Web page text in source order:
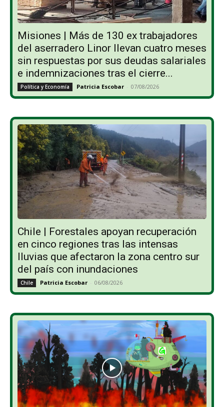
Misiones | Más de 130 ex trabajadores
del aserradero Linor llevan cuatro meses
sin respuestas por sus deudas salariales
e indemnizaciones tras el cierre...
Política y Economía Patricia Escobar - 07/08/2026
Chile | Forestales apoyan recuperación
en cinco regiones tras las intensas
lluvias que afectaron la zona centro sur
del país con inundaciones
Chile Patricia Escobar - 06/08/2026